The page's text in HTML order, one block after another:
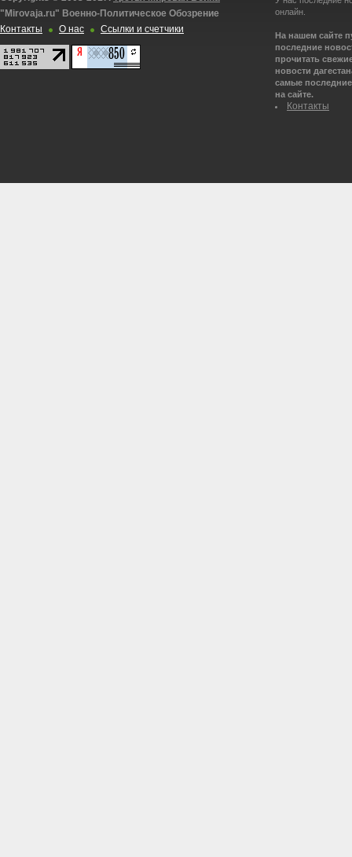
"Mirovaja.ru" Военно-Политическое Обозрение
Контакты
О нас Ссылки и счетчики
онлайн.
На нашем сайте
последние
прочитать
новости
самые
на сайте.
Контакты